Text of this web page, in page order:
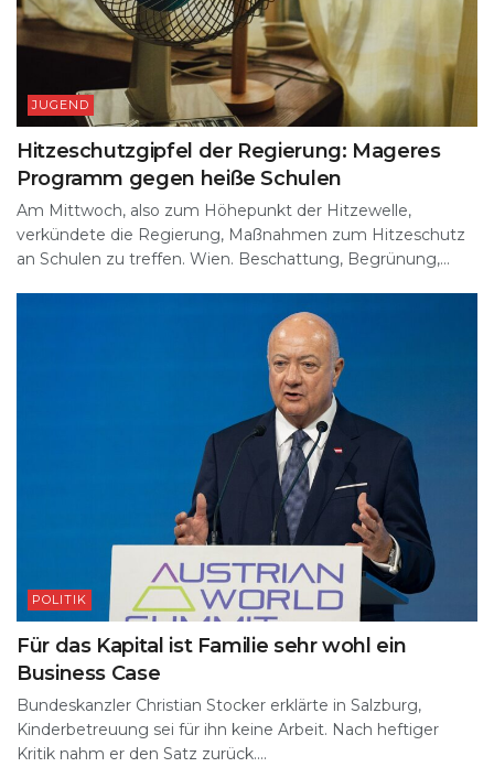
JUGEND
Hitzeschutzgipfel der Regierung: Mageres
Programm gegen heiße Schulen
Am Mittwoch, also zum Höhepunkt der Hitzewelle,
verkündete die Regierung, Maßnahmen zum Hitzeschutz
an Schulen zu treffen. Wien. Beschattung, Begrünung,...
POLITIK
Für das Kapital ist Familie sehr wohl ein
Business Case
Bundeskanzler Christian Stocker erklärte in Salzburg,
Kinderbetreuung sei für ihn keine Arbeit. Nach heftiger
Kritik nahm er den Satz zurück....